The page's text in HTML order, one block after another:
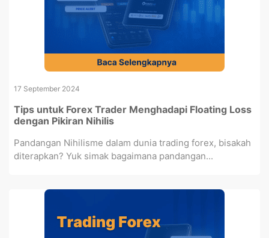
17 September 2024
Tips untuk Forex Trader Menghadapi Floating Loss
dengan Pikiran Nihilis
Pandangan Nihilisme dalam dunia trading forex, bisakah
diterapkan? Yuk simak bagaimana pandangan...